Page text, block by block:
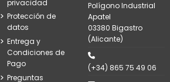
privacidad
Protección de
datos
Entrega y
Condiciones de
Pago
Preguntas
Polígono Industrial
Apatel
03380 Bigastro
(Alicante)
(+34) 865 75 49 06